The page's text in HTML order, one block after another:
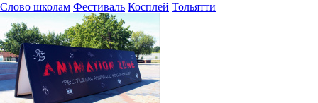
Слово школам Фестиваль Косплей Тольятти